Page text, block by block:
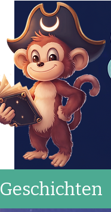
Geschichten